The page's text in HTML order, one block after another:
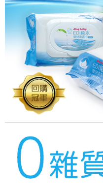
https://aftee.tw/terms/#terms3
３．未成年的使用者請事先徵得
「AFTEE先享後付」，若未經同
４．使用「AFTEE先享後付」時
時審查核予不同之上限額度；若
請求用戶進行身份認證。
５．嚴禁一人註冊多個帳號或使
恩沛科技股份有限公司將有權停